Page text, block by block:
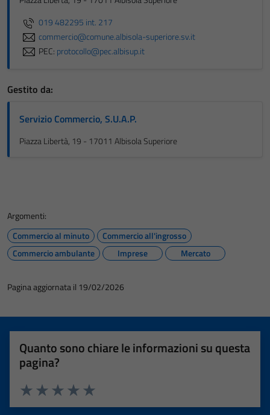
019 482295 int. 217
commercio@comune.albisola-superiore.sv.it
PEC: protocollo@pec.albisup.it
Gestito da:
Servizio Commercio, S.U.A.P.
Piazza Libertà, 19 - 17011 Albisola Superiore
Argomenti:
Commercio al minuto
Commercio all'ingrosso
Commercio ambulante
Imprese Mercato
Pagina aggiornata il 19/02/2026
Quanto sono chiare le informazioni su questa
pagina?
Valuta 5 stelle su 5
Valuta 4 stelle su 5
Valuta 3 stelle su 5
Valuta 2 stelle su 5
Valuta 1 stelle su 5